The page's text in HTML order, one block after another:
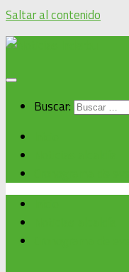
Saltar al contenido
Buscar: